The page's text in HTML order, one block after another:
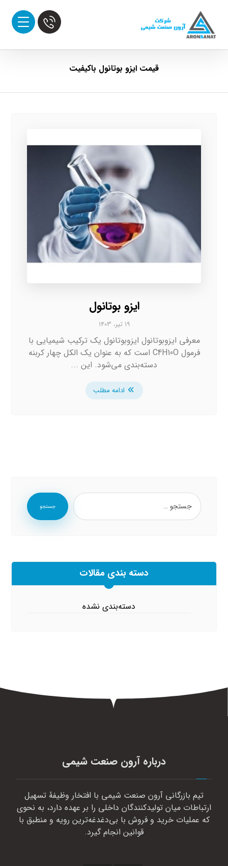
قیمت ایزو بوتانول باکیفیت
ایزو بوتانول
۱۹ تیر، ۱۴۰۳
معرفی ایزوبوتانول ایزوبوتانول یک ترکیب شیمیایی با
فرمول C4H10O است که به عنوان یک الکل چهار کربنه
دسته‌بندی می‌شود. این ...
ادامه مطلب
جستجو
دسته بندی مقالات
دسته‌بندی نشده
درباره آرون صنعت شیمی
تیم بازرگانی آرون صنعت شیمی با افتخار وظیفهٔ تسهیل
ارتباطات میان تولیدکنندگان داخلی را بر عهده دارد، به نحوی
که عملیات خرید و فروش با بی‌دغدغه‌ترین رویه و منطبق با
قوانین انجام گیرد.